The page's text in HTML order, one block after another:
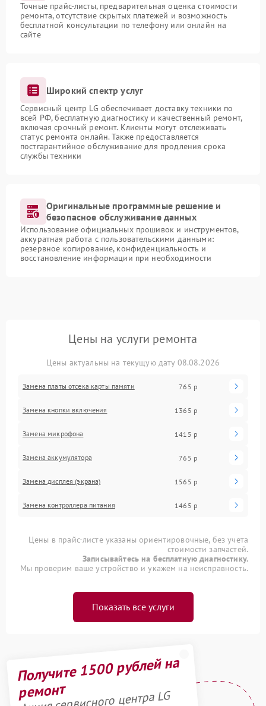
Точные прайс-листы, предварительная оценка стоимости
ремонта, отсутствие скрытых платежей и возможность
бесплатной консультации по телефону или онлайн на
сайте
Широкий спектр услуг
Сервисный центр LG обеспечивает доставку техники по
всей РФ, бесплатную диагностику и качественный ремонт,
включая срочный ремонт. Клиенты могут отслеживать
статус ремонта онлайн. Также предоставляется
постгарантийное обслуживание для продления срока
службы техники
Оригинальные программные решение и
безопасное обслуживание данных
Использование официальных прошивок и инструментов,
аккуратная работа с пользовательскими данными:
резервное копирование, конфиденциальность и
восстановление информации при необходимости
Цены на услуги ремонта
Цены актуальны на текущую дату 08.08.2026
Замена платы отсека карты памяти 765 р
Замена кнопки включения 1365 р
Замена микрофона 1415 р
Замена аккумулятора 765 р
Замена дисплея (экрана) 1565 р
Замена контроллера питания 1465 р
Цены в прайс-листе указаны ориентировочные, без учета
стоимости запчастей.
Записывайтесь на бесплатную диагностику.
Мы проверим ваше устройство и укажем на неисправность.
Показать все услуги
Получите 1500 рублей на
ремонт